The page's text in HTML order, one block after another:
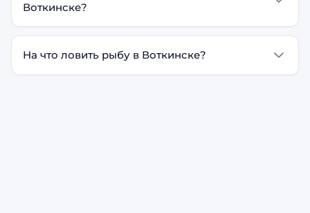
Воткинске?
На что ловить рыбу в Воткинске?